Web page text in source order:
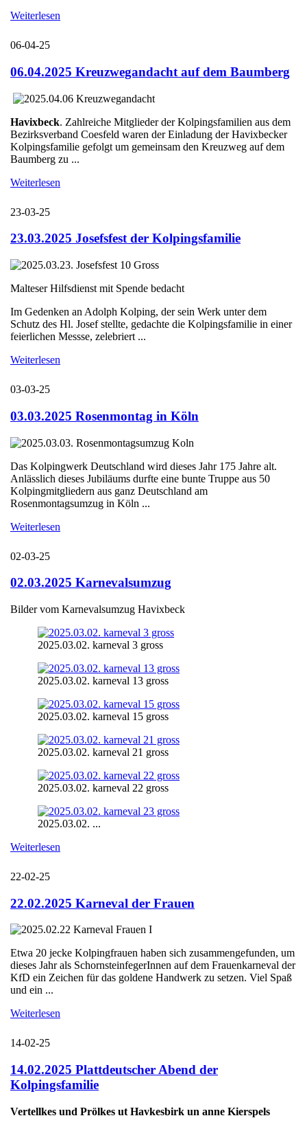
Weiterlesen
06-04-25
06.04.2025 Kreuzwegandacht auf dem Baumberg
Havixbeck. Zahlreiche Mitglieder der Kolpingsfamilien aus dem
Bezirksverband Coesfeld waren der Einladung der Havixbecker
Kolpingsfamilie gefolgt um gemeinsam den Kreuzweg auf dem
Baumberg zu ...
Weiterlesen
23-03-25
23.03.2025 Josefsfest der Kolpingsfamilie
Malteser Hilfsdienst mit Spende bedacht
Im Gedenken an Adolph Kolping, der sein Werk unter dem
Schutz des Hl. Josef stellte, gedachte die Kolpingsfamilie in einer
feierlichen Messse, zelebriert ...
Weiterlesen
03-03-25
03.03.2025 Rosenmontag in Köln
Das Kolpingwerk Deutschland wird dieses Jahr 175 Jahre alt.
Anlässlich dieses Jubiläums durfte eine bunte Truppe aus 50
Kolpingmitgliedern aus ganz Deutschland am
Rosenmontagsumzug in Köln ...
Weiterlesen
02-03-25
02.03.2025 Karnevalsumzug
Bilder vom Karnevalsumzug Havixbeck
2025.03.02. karneval 3 gross
2025.03.02. karneval 13 gross
2025.03.02. karneval 15 gross
2025.03.02. karneval 21 gross
2025.03.02. karneval 22 gross
2025.03.02. ...
Weiterlesen
22-02-25
22.02.2025 Karneval der Frauen
Etwa 20 jecke Kolpingfrauen haben sich zusammengefunden, um
dieses Jahr als SchornsteinfegerInnen auf dem Frauenkarneval der
KfD ein Zeichen für das goldene Handwerk zu setzen. Viel Spaß
und ein ...
Weiterlesen
14-02-25
14.02.2025 Plattdeutscher Abend der
Kolpingsfamilie
Vertellkes und Prölkes ut Havkesbirk un anne Kierspels